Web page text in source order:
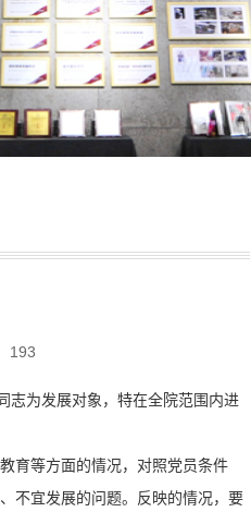
193
志为发展对象，特在全院范围内进
育等方面的情况，对照党员条件
不宜发展的问题。反映的情况，要